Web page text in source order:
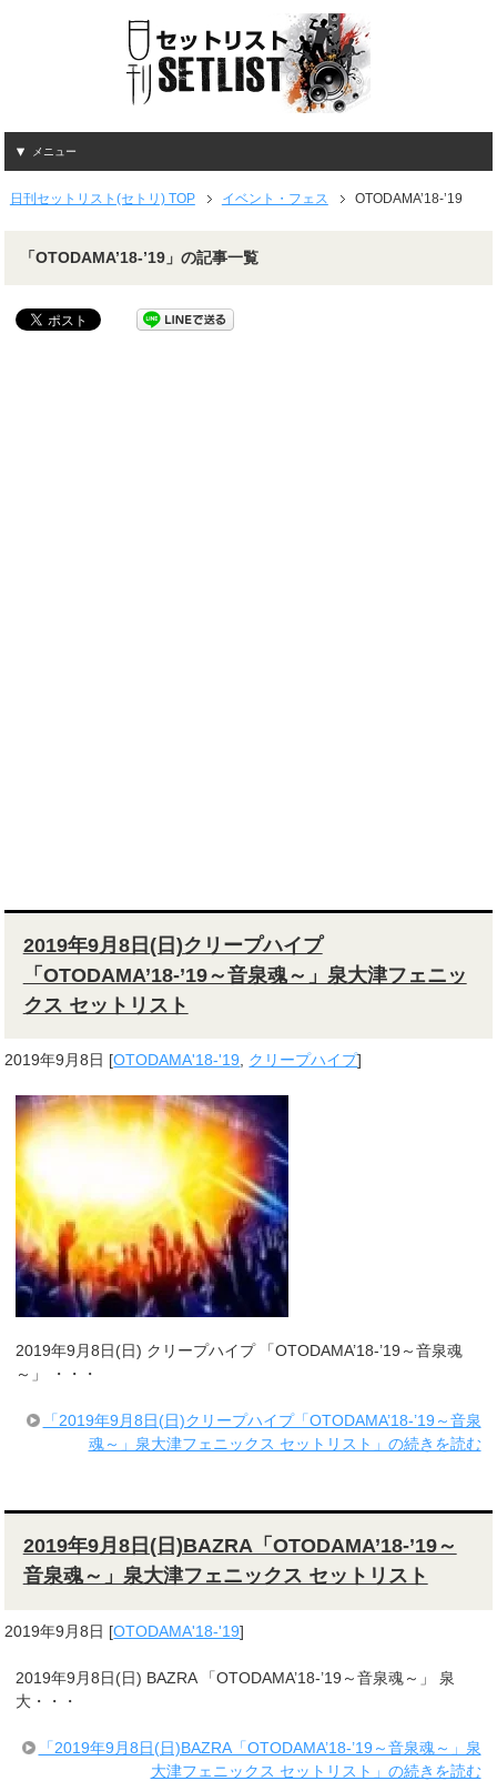
メニュー
日刊セットリスト(セトリ) TOP イベント・フェス OTODAMA’18-’19
「OTODAMA’18-’19」の記事一覧
2019年9月8日(日)クリープハイプ
「OTODAMA’18-’19～音泉魂～」泉大津フェニッ
クス セットリスト
2019年9月8日 [OTODAMA'18-'19, クリープハイプ]
2019年9月8日(日) クリープハイプ 「OTODAMA’18-’19～音泉魂
～」 ・・・
「2019年9月8日(日)クリープハイプ「OTODAMA’18-’19～音泉
魂～」泉大津フェニックス セットリスト」の続きを読む
2019年9月8日(日)BAZRA「OTODAMA’18-’19～
音泉魂～」泉大津フェニックス セットリスト
2019年9月8日 [OTODAMA'18-'19]
2019年9月8日(日) BAZRA 「OTODAMA’18-’19～音泉魂～」 泉
大・・・
「2019年9月8日(日)BAZRA「OTODAMA’18-’19～音泉魂～」泉
大津フェニックス セットリスト」の続きを読む